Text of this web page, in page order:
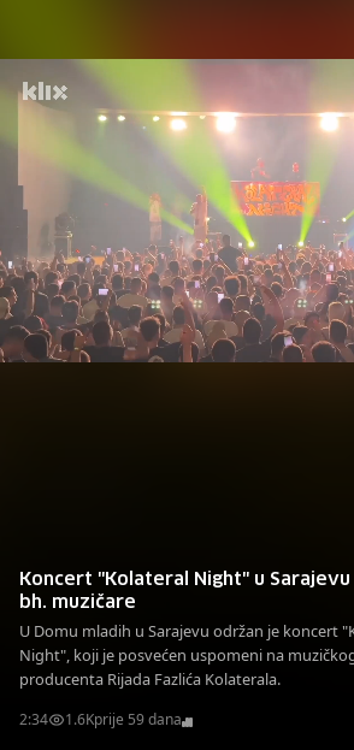
Koncert "Kolateral Night" u
bh. muzičare
U Domu mladih u Sarajevu održan je koncert
Night", koji je posvećen uspomeni na
producenta Rijada Fazlića Kolaterala.
2:34 1.6Kprije 59 dana